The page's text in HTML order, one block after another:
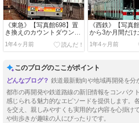
《東急》【写真館698】置
き換えのカウントダウンが
始まった9000系を集めた①
1年4ヶ月前
《西鉄》【写真
から3か月間だけ
ぎわせた異種併
1年4ヶ月前
このブログのここがポイント
鉄道最新動向や地域再開発を分
都市の再開発や鉄道路線の新旧情報をコンパク
感じられる魅力的なエピソードを提供します。
を交え、親しみやすくも実用的な内容を心掛け
や街歩きが趣味の人にぴったりです。